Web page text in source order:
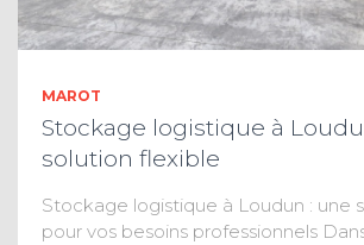
MAROT
Stockage logistique à
solution flexible
Stockage logistique à Loudun : une
pour vos besoins professionnels